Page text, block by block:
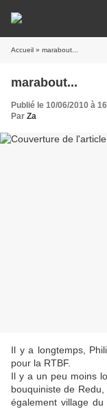
Accueil » marabout...
marabout...
Publié le 10/06/2010 à
Par Za
Il y a longtemps,
pour la RTBF.
Il y a un peu moins
bouquiniste de
également village